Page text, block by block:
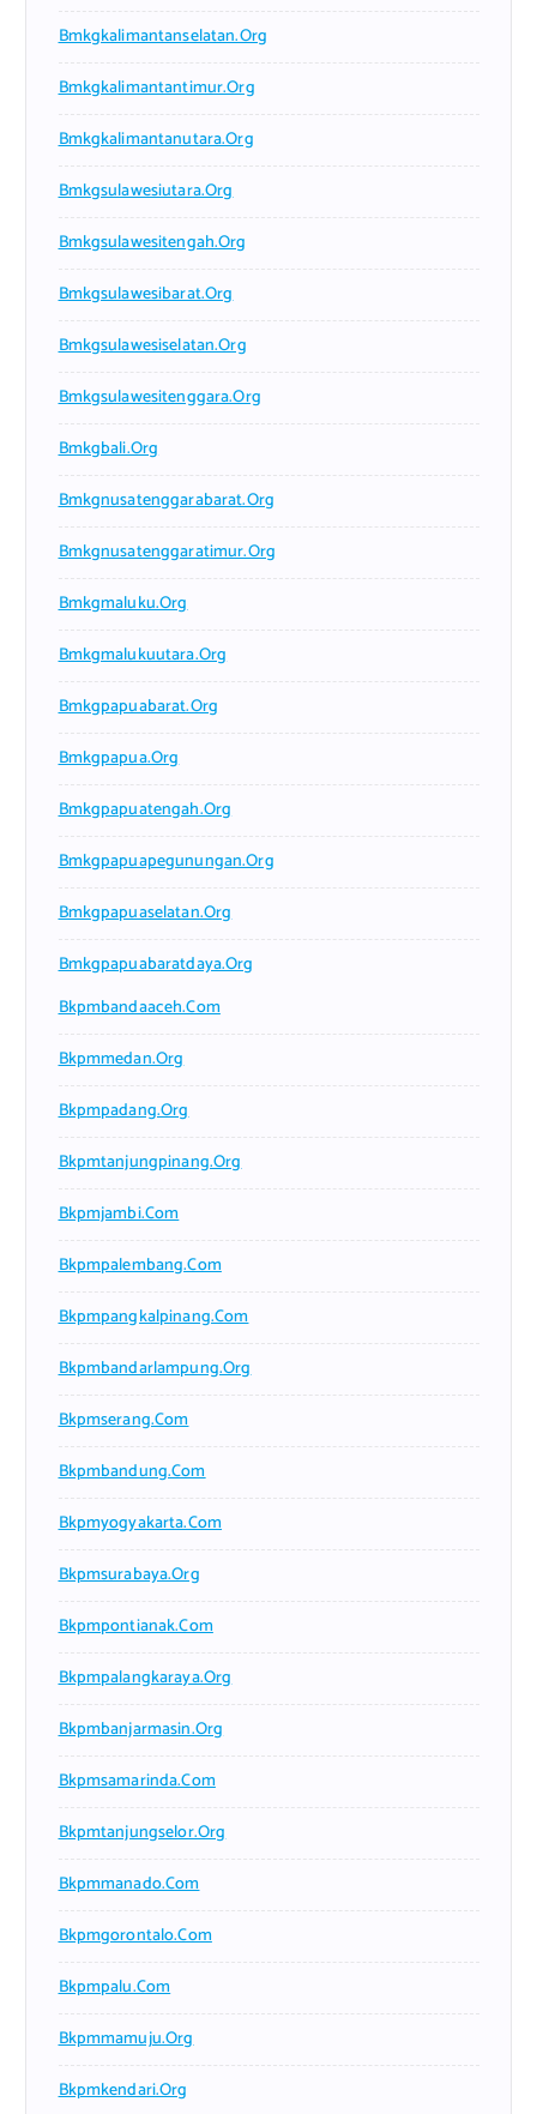
Bmkgkalimantanselatan.org
Bmkgkalimantantimur.org
Bmkgkalimantanutara.org
Bmkgsulawesiutara.org
Bmkgsulawesitengah.org
Bmkgsulawesibarat.org
Bmkgsulawesiselatan.org
Bmkgsulawesitenggara.org
Bmkgbali.org
Bmkgnusatenggarabarat.org
Bmkgnusatenggaratimur.org
Bmkgmaluku.org
Bmkgmalukuutara.org
Bmkgpapuabarat.org
Bmkgpapua.org
Bmkgpapuatengah.org
Bmkgpapuapegunungan.org
Bmkgpapuaselatan.org
Bmkgpapuabaratdaya.org
Bkpmbandaaceh.com
Bkpmmedan.org
Bkpmpadang.org
Bkpmtanjungpinang.org
Bkpmjambi.com
Bkpmpalembang.com
Bkpmpangkalpinang.com
Bkpmbandarlampung.org
Bkpmserang.com
Bkpmbandung.com
Bkpmyogyakarta.com
Bkpmsurabaya.org
Bkpmpontianak.com
Bkpmpalangkaraya.org
Bkpmbanjarmasin.org
Bkpmsamarinda.com
Bkpmtanjungselor.org
Bkpmmanado.com
Bkpmgorontalo.com
Bkpmpalu.com
Bkpmmamuju.org
Bkpmkendari.org